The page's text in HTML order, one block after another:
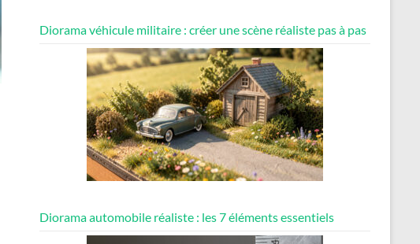
Diorama véhicule militaire : créer une scène réaliste pas à pas
Diorama automobile réaliste : les 7 éléments essentiels